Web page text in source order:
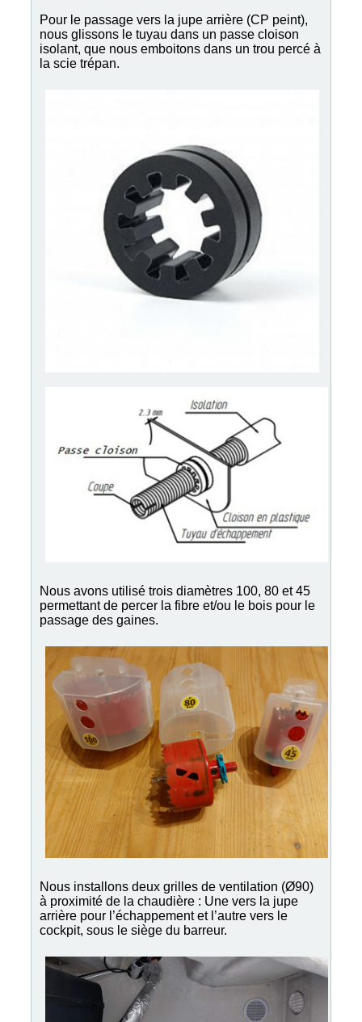
Pour le passage vers la jupe arrière (CP peint),
nous glissons le tuyau dans un passe cloison
isolant, que nous emboitons dans un trou percé à
la scie trépan.
Nous avons utilisé trois diamètres 100, 80 et 45
permettant de percer la fibre et/ou le bois pour le
passage des gaines.
Nous installons deux grilles de ventilation (Ø90)
à proximité de la chaudière : Une vers la jupe
arrière pour l’échappement et l’autre vers le
cockpit, sous le siège du barreur.